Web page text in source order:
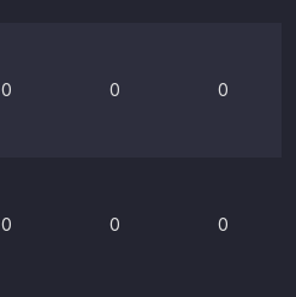
0 0 0
0 0 0